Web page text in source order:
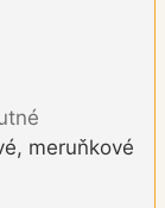
meruňkové